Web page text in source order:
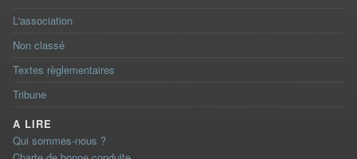
L'association
Non classé
Textes règlementaires
Tribune
A LIRE
Qui sommes-nous ?